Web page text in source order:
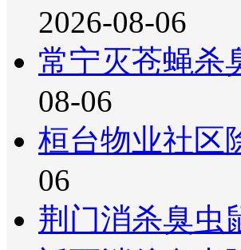
2026-08-06
常宁灭苍蝇杀
08-06
桓台物业社区
06
荆门消杀臭虫